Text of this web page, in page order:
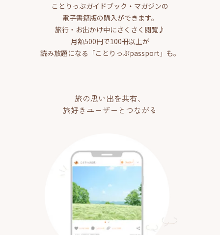
ことりっぷガイドブック・マガジンの
電子書籍版の購入ができます。
旅行・お出かけ中にさくさく閲覧♪
月額500円で100冊以上が
読み放題になる「ことりっぷpassport」も。
旅の思い出を共有、
旅好きユーザーとつながる